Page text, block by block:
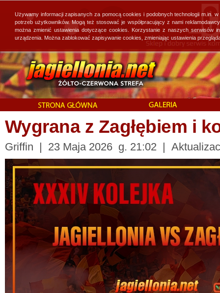
Wygrana z Zagłębiem i
Griffin | 23 Maja 2026 g. 21:02 |
Używamy informacji zapisanych za pomocą cookies i podobnych technologii
potrzeb użytkowników. Mogą też stosować je współpracujący z nami
można zmienić ustawienia dotyczące cookies. Korzystanie z naszych
urządzenia. Można zablokować zapisywanie cookies, zmieniając ustawienia